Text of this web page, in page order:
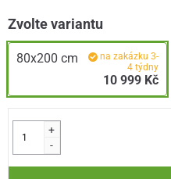
Zvolte variantu
80x200 cm
na zakázku 3-
4 týdny
10 999 Kč
+
-